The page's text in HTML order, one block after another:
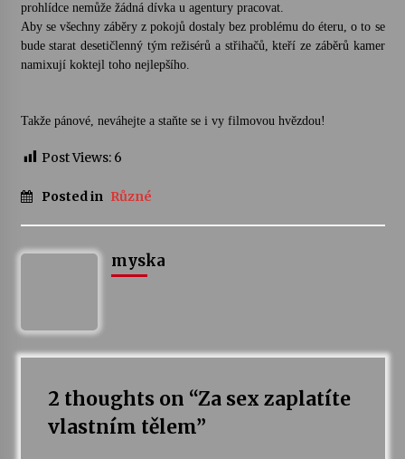
Petr Adamec – Malovaný svět
30. 6. 2026
prohlídce nemůže žádná dívka u agentury pracovat.
Aby se všechny záběry z pokojů dostaly bez problému do éteru, o to se
bude starat desetičlenný tým režisérů a střihačů, kteří ze záběrů kamer
namixují koktejl toho nejlepšího.
Takže pánové, neváhejte a staňte se i vy filmovou hvězdou!
Post Views: 6
Posted in Různé
myska
2 thoughts on “Za sex zaplatíte
vlastním tělem”